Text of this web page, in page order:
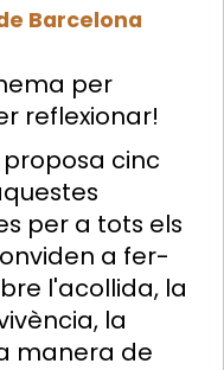
Barcelona
per
reflexionar!
proposa cinc
per a tots els
a fer-
l'acollida, la
la
manera de